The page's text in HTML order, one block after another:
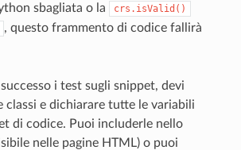
sbagliata o la
crs.isValid()
, questo frammento di codice fallirà
i test sugli snippet, devi
classi e dichiarare tutte le variabili
di codice. Puoi includerle nello
nelle pagine HTML) o puoi